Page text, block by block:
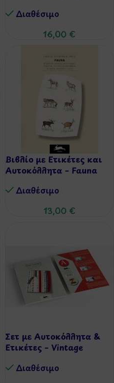
Διαθέσιμo
16,00 €
Βιβλίo με Ετικέτες και
Αυτοκόλλητα – Fauna
Διαθέσιμo
13,00 €
Σετ με Αυτοκόλλητα &
Ετικέτες – Vintage
Διαθέσιμo